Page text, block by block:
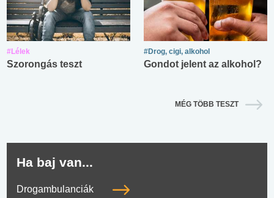
#Lélek
Szorongás teszt
#Drog, cigi, alkohol
Gondot jelent az alkohol?
MÉG TÖBB TESZT
Ha baj van...
Drogambulanciák